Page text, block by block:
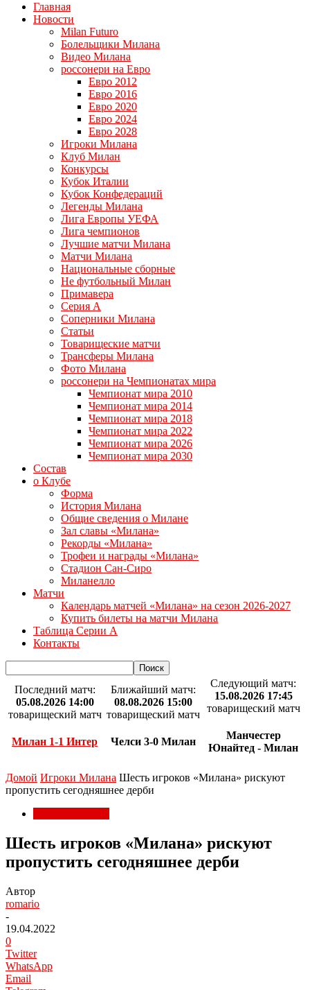
Главная
Новости
Milan Futuro
Болельщики Милана
Видео Милана
россонери на Евро
Евро 2012
Евро 2016
Евро 2020
Евро 2024
Евро 2028
Игроки Милана
Клуб Милан
Конкурсы
Кубок Италии
Кубок Конфедераций
Легенды Милана
Лига Европы УЕФА
Лига чемпионов
Лучшие матчи Милана
Матчи Милана
Национальные сборные
Не футбольный Милан
Примавера
Серия А
Соперники Милана
Статьи
Товарищеские матчи
Трансферы Милана
Фото Милана
россонери на Чемпионатах мира
Чемпионат мира 2010
Чемпионат мира 2014
Чемпионат мира 2018
Чемпионат мира 2022
Чемпионат мира 2026
Чемпионат мира 2030
Состав
о Клубе
Форма
История Милана
Общие сведения о Милане
Зал славы «Милана»
Рекорды «Милана»
Трофеи и награды «Милана»
Стадион Сан-Сиро
Миланелло
Матчи
Календарь матчей «Милана» на сезон 2026-2027
Купить билеты на матчи Милана
Таблица Серии А
Контакты
Последний матч:
05.08.2026 14:00
товарищеский матч
Милан 1-1 Интер
Ближайший матч:
08.08.2026 15:00
товарищеский матч
Челси 3-0 Милан
Следующий матч:
15.08.2026 17:45
товарищеский матч
Манчестер
Юнайтед - Милан
Домой Игроки Милана Шесть игроков «Милана» рискуют
пропустить сегодняшнее дерби
Шесть игроков «Милана» рискуют
пропустить сегодняшнее дерби
Автор
romario
-
19.04.2022
0
Twitter
WhatsApp
Email